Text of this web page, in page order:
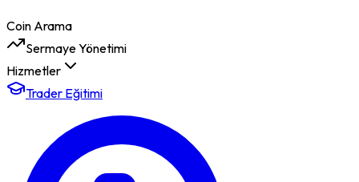
Coin Arama
Sermaye Yönetimi
Hizmetler
Trader Eğitimi